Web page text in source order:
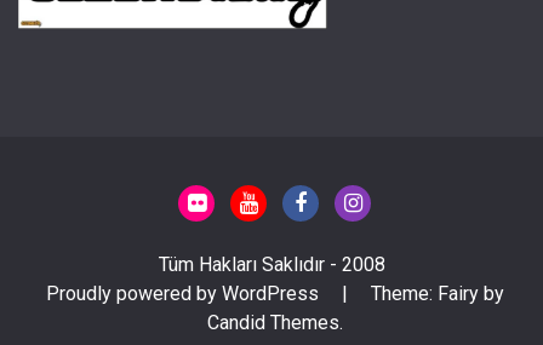
Tüm Hakları Saklıdır - 2008
Proudly powered by WordPress
|
Theme: Fairy by
Candid Themes.